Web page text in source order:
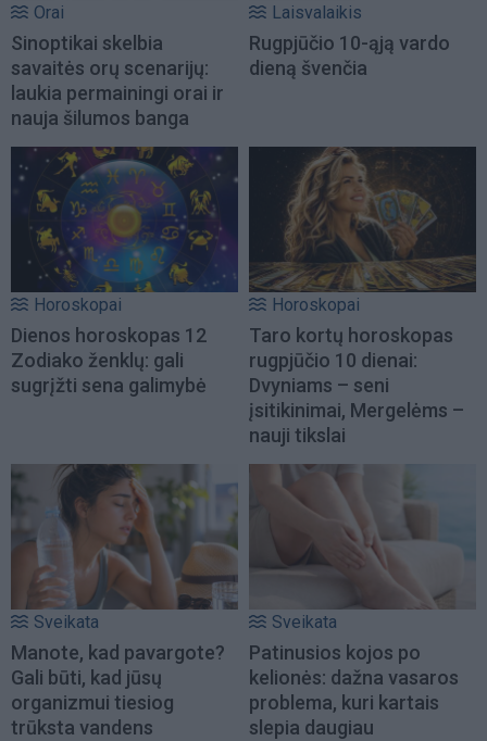
Orai
Sinoptikai skelbia
savaitės orų scenarijų:
laukia permainingi orai ir
nauja šilumos banga
Laisvalaikis
Rugpjūčio 10-ąją vardo
dieną švenčia
Horoskopai
Dienos horoskopas 12
Zodiako ženklų: gali
sugrįžti sena galimybė
Horoskopai
Taro kortų horoskopas
rugpjūčio 10 dienai:
Dvyniams – seni
įsitikinimai, Mergelėms –
nauji tikslai
Sveikata
Manote, kad pavargote?
Gali būti, kad jūsų
organizmui tiesiog
trūksta vandens
Sveikata
Patinusios kojos po
kelionės: dažna vasaros
problema, kuri kartais
slepia daugiau